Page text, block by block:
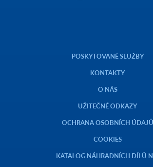
POSKYTOVANÉ SLUŽBY
KONTAKTY
O NÁS
UŽITEČNÉ ODKAZY
OCHRANA OSOBNÍCH ÚDAJŮ
COOKIES
KATALOG NÁHRADNÍCH DÍLŮ